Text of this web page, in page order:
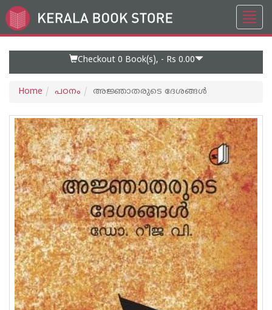
Go
to
Checkout 0 Book(s), - Rs 0.00
Home പഠനം അജ്ഞാതരുടെ ദേശങ്ങള്‍